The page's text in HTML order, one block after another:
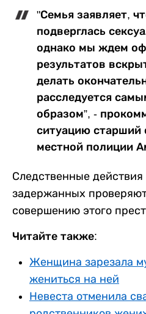
"Семья заявляет,
подверглась
однако мы ждем
результатов
делать
расследуется
образом”, -
ситуацию старший
местной полиции
Следственные
задержанных
совершению этого
Читайте также:
Женщина зарезала
жениться на ней
Невеста отменила